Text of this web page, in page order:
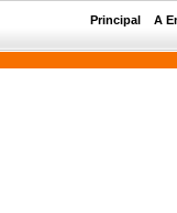
Principal A